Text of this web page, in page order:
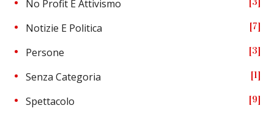
No Profit E Attivismo
Notizie E Politica 7
Persone 3
Senza Categoria 1
Spettacolo 9